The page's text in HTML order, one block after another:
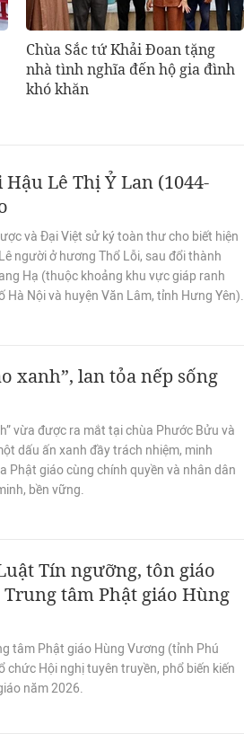
Chùa Sắc tứ Khải Đoan tặng
nhà tình nghĩa đến hộ gia đình
khó khăn
Lê Thị Ỷ Lan (1044-
và Đại Việt sử ký toàn thư cho biết hiện
người ở hương Thổ Lỗi, sau đổi thành
Hạ (thuộc khoảng khu vực giáp ranh
Hà Nội và huyện Văn Lâm, tỉnh Hưng Yên).
xanh”, lan tỏa nếp sống
vừa được ra mắt tại chùa Phước Bửu và
dấu ấn xanh đầy trách nhiệm, minh
Phật giáo cùng chính quyền và nhân dân
bền vững.
Tín ngưỡng, tôn giáo
tâm Phật giáo Hùng
tâm Phật giáo Hùng Vương (tỉnh Phú
chức Hội nghị tuyên truyền, phổ biến kiến
năm 2026.